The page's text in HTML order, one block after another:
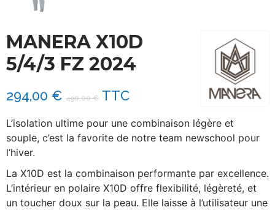
MANERA X10D
5/4/3 FZ 2024
294,00 € 490,00 € TTC
L’isolation ultime pour une combinaison légère et
souple, c’est la favorite de notre team newschool pour
l’hiver.
La X10D est la combinaison performante par excellence.
L’intérieur en polaire X10D offre flexibilité, légèreté, et
un toucher doux sur la peau. Elle laisse à l’utilisateur une